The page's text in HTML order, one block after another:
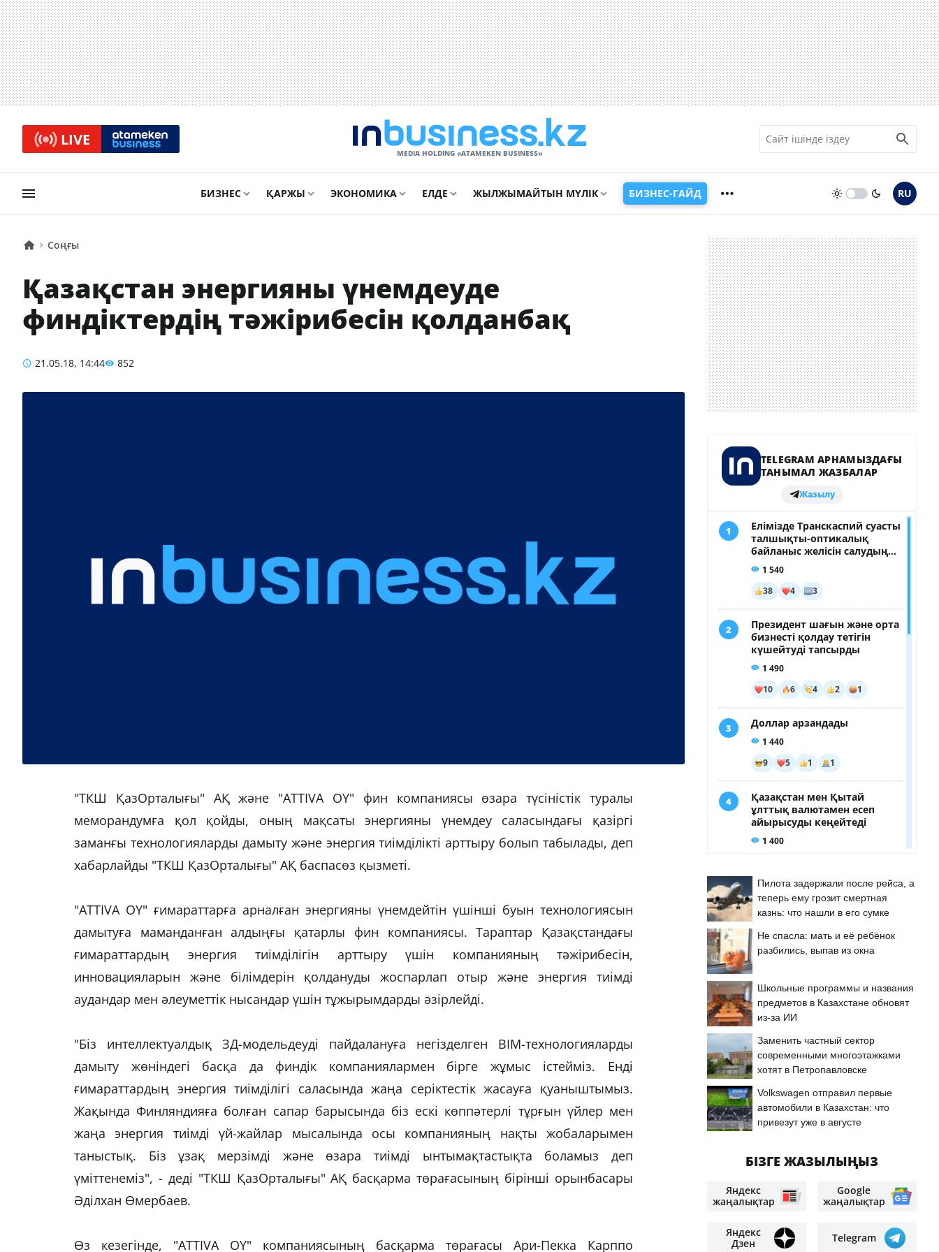
LIVE
MEDIA HOLDING «ATAMEKЕN BUSINESS»
БИЗНЕС ҚАРЖЫ ЭКОНОМИКА ЕЛДЕ ЖЫЛЖЫМАЙТЫН МҮЛІК БИЗНЕС-ГАЙД RU
Соңғы
Қазақстан энергияны үнемдеуде
финдіктердің тәжірибесін қолданбақ
21.05.18, 14:44 852
"ТКШ ҚазОрталығы" АҚ және "ATTIVA OY" фин компаниясы өзара түсіністік туралы
меморандумға қол қойды, оның мақсаты энергияны үнемдеу саласындағы қазіргі
заманғы технологияларды дамыту және энергия тиімділікті арттыру болып табылады, деп
хабарлайды "ТКШ ҚазОрталығы" АҚ баспасөз қызметі.
"ATTIVA OY" ғимараттарға арналған энергияны үнемдейтін үшінші буын технологиясын
дамытуға маманданған алдыңғы қатарлы фин компаниясы. Тараптар Қазақстандағы
ғимараттардың энергия тиімділігін арттыру үшін компанияның тәжірибесін,
инновацияларын және білімдерін қолдануды жоспарлап отыр және энергия тиімді
аудандар мен әлеуметтік нысандар үшін тұжырымдарды әзірлейді.
"Біз интеллектуалдық ЗД-модельдеуді пайдалануға негізделген BIM-технологияларды
дамыту жөніндегі басқа да финдік компаниялармен бірге жұмыс істейміз. Енді
ғимараттардың энергия тиімділігі саласында жаңа серіктестік жасауға қуаныштымыз.
Жақында Финляндияға болған сапар барысында біз ескі көппәтерлі тұрғын үйлер мен
жаңа энергия тиімді үй-жайлар мысалында осы компанияның нақты жобаларымен
таныстық. Біз ұзақ мерзімді және өзара тиімді ынтымақтастықта боламыз деп
үміттенеміз", - деді "ТКШ ҚазОрталығы" АҚ басқарма төрағасының бірінші орынбасары
Әділхан Өмербаев.
Өз кезегінде, "ATTIVA OY" компаниясының басқарма төрағасы Ари-Пекка Карппо
Пилота задержали после рейса, а
теперь ему грозит смертная
казнь: что нашли в его сумке
Не спасла: мать и её ребёнок
разбились, выпав из окна
Школьные программы и названия
предметов в Казахстане обновят
из-за ИИ
Заменить частный сектор
современными многоэтажками
хотят в Петропавловске
Volkswagen отправил первые
автомобили в Казахстан: что
привезут уже в августе
БІЗГЕ ЖАЗЫЛЫҢЫЗ
Яндекс
жаңалықтар
Google
жаңалықтар
Яндекс
Дзен
Telegram